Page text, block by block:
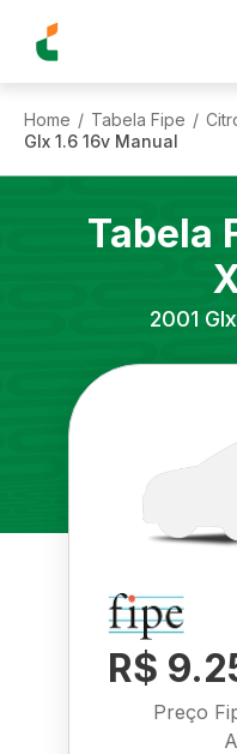
Home / Tabela Fipe /
Glx 1.6 16v Manual
Tabela
2001
R$
Preço